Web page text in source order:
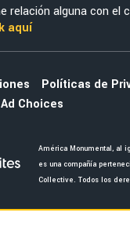
relación alguna con el
aquí
Políticas de
Ad Choices
América Monumental, al
es una compañía
Collective. Todos los